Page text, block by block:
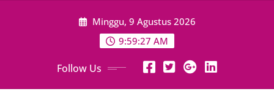
Minggu, 9 Agustus 2026
9:59:28 AM
Follow Us